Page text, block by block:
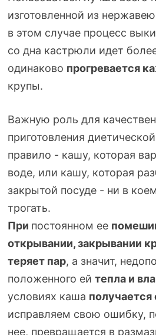
изготовленной из
в этом случае процесс
со дна кастрюли идет
одинаково прогревается
крупы.
Важную роль для
приготовления
правило - кашу, которая
воде, или кашу, которая
закрытой посуде - ни в
трогать.
При постоянном ее
открывании, закрывании
теряет пар, а значит,
положенного ей тепла и
условиях каша получается
исправляем свою ошибку,
нее, превращается в